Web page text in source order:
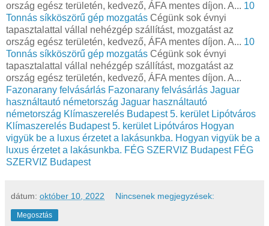
ország egész területén, kedvező, ÁFA mentes díjon. A... 10
Tonnás síkköszörű gép mozgatás Cégünk sok évnyi
tapasztalattal vállal nehézgép szállítást, mozgatást az
ország egész területén, kedvező, ÁFA mentes díjon. A... 10
Tonnás síkköszörű gép mozgatás Cégünk sok évnyi
tapasztalattal vállal nehézgép szállítást, mozgatást az
ország egész területén, kedvező, ÁFA mentes díjon. A...
Fazonarany felvásárlás Fazonarany felvásárlás Jaguar
használtautó németország Jaguar használtautó
németország Klímaszerelés Budapest 5. kerület Lipótváros
Klímaszerelés Budapest 5. kerület Lipótváros Hogyan
vigyük be a luxus érzetet a lakásunkba. Hogyan vigyük be a
luxus érzetet a lakásunkba. FÉG SZERVIZ Budapest FÉG
SZERVIZ Budapest
dátum: október 10, 2022 Nincsenek megjegyzések:
Megosztás